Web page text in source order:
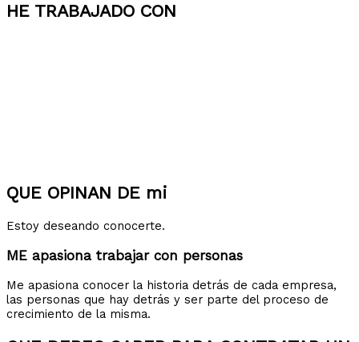
HE TRABAJADO CON
QUE OPINAN DE mi
Estoy deseando conocerte.
ME apasiona trabajar con personas
Me apasiona conocer la historia detrás de cada empresa,
las personas que hay detrás y ser parte del proceso de
crecimiento de la misma.